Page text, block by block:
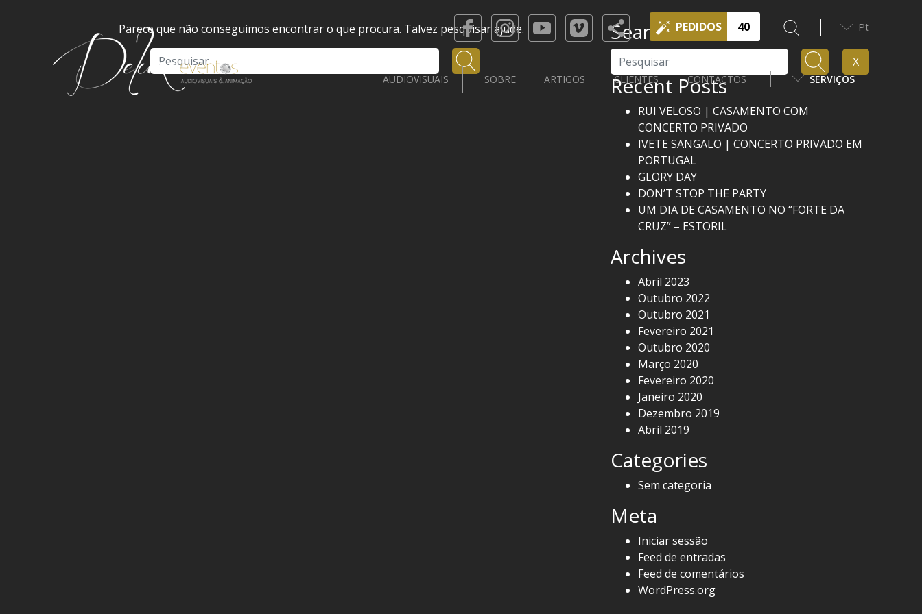
PEDIDOS 40 Pt
AUDIOVISUAIS SOBRE ARTIGOS CLIENTES CONTACTOS SERVIÇOS
Parece que não conseguimos encontrar o que procura. Talvez pesquisar ajude.
Search
Pesquisar X
Recent Posts
RUI VELOSO | CASAMENTO COM
CONCERTO PRIVADO
IVETE SANGALO | CONCERTO PRIVADO EM
PORTUGAL
GLORY DAY
DON’T STOP THE PARTY
UM DIA DE CASAMENTO NO “FORTE DA
CRUZ” – ESTORIL
Archives
Abril 2023
Outubro 2022
Outubro 2021
Fevereiro 2021
Outubro 2020
Março 2020
Fevereiro 2020
Janeiro 2020
Dezembro 2019
Abril 2019
Categories
Sem categoria
Meta
Iniciar sessão
Feed de entradas
Feed de comentários
WordPress.org